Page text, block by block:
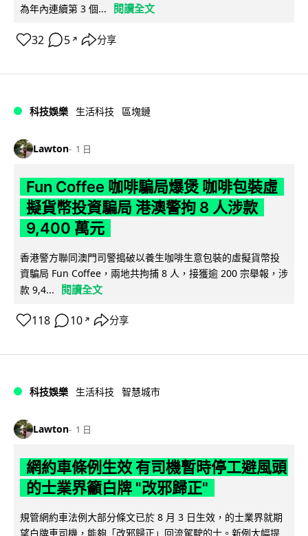
為年內連續第 3 個...
閱讀全文
32 5 ↗ 分享
科技娛樂 生活科技 區塊鏈
Lawton 1 日
Fun Coffee 咖啡騙局爆煲 咖啡包裝虛
擬貨幣投資騙局 港澳警拘 8 人涉款
9,400 萬元
香港警方聯同澳門司警搗破以養生咖啡生意包裝的虛擬貨幣投
資騙局 Fun Coffee，兩地共拘捕 8 人，接獲逾 200 宗舉報，涉
款 9,4...
閱讀全文
118 10 ↗ 分享
科技娛樂 生活科技 智慧城市
Lawton 1 日
網約車條例生效 有司機暫時停工避風頭
的士業界籲白牌 "改邪歸正"
規管網約車法例大部分條文已於 8 月 3 日生效，的士業界就期
望白牌車司機，能夠「改邪歸正」回流駕駛的士。新例大幅提